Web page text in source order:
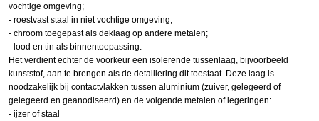
vochtige omgeving;
- roestvast staal in niet vochtige omgeving;
- chroom toegepast als deklaag op andere metalen;
- lood en tin als binnentoepassing.
Het verdient echter de voorkeur een isolerende tussenlaag, bijvoorbeeld
kunststof, aan te brengen als de detaillering dit toestaat. Deze laag is
noodzakelijk bij contactvlakken tussen aluminium (zuiver, gelegeerd of
gelegeerd en geanodiseerd) en de volgende metalen of legeringen:
- ijzer of staal